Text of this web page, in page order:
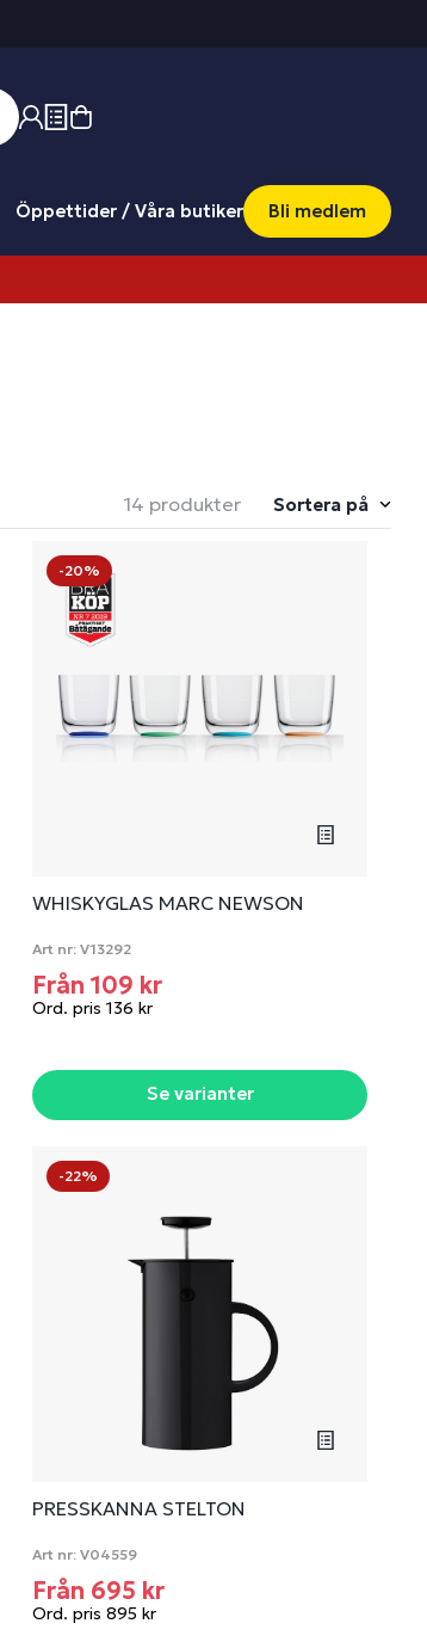
Öppettider / Våra butiker Bli medlem
14 produkter Sortera på
-20%
WHISKYGLAS MARC NEWSON
Art nr: V13292
Från 109 kr
Ord. pris 136 kr
Se varianter
-22%
PRESSKANNA STELTON
Art nr: V04559
Från 695 kr
Ord. pris 895 kr